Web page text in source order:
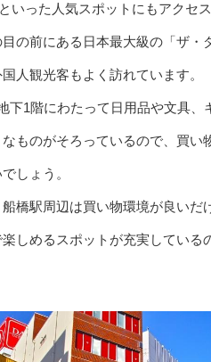
いった人気スポットにもアクセス
の前にある日本最大級の「ザ・
人観光客もよく訪れています。
下1階にわたって日用品や文具、
ものがそろっているので、買い
しょう。
橋駅周辺は買い物環境が良いだ
しめるスポットが充実している